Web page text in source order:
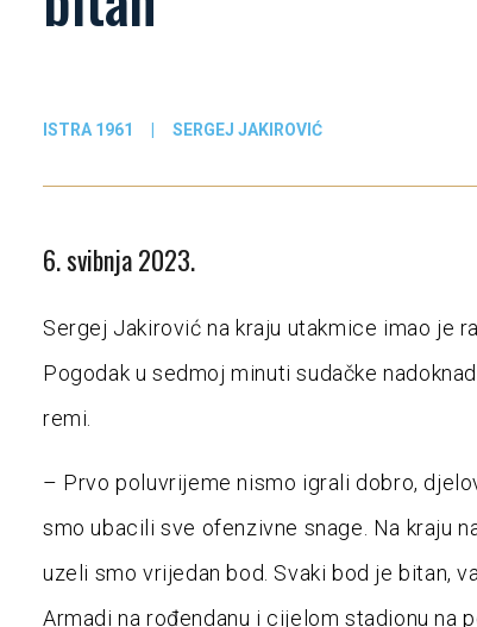
ISTRA 1961 SERGEJ JAKIROVIĆ
6. svibnja 2023.
Sergej Jakirović na kraju utakmice imao je
Pogodak u sedmoj minuti sudačke
remi.
– Prvo poluvrijeme nismo igrali dobro,
smo ubacili sve ofenzivne snage. Na kraju
uzeli smo vrijedan bod. Svaki bod je bitan,
Armadi na rođendanu i cijelom stadionu na